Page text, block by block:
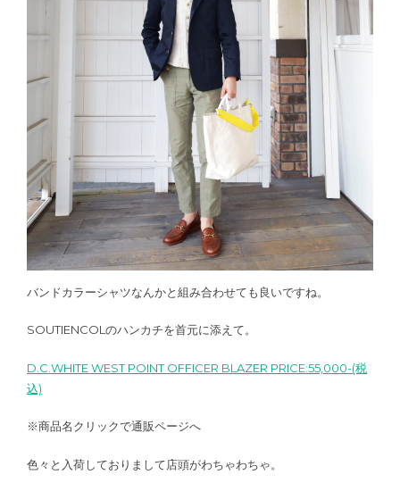
バンドカラーシャツなんかと組み合わせても良いですね。
SOUTIENCOLのハンカチを首元に添えて。
D.C.WHITE WEST POINT OFFICER BLAZER PRICE:55,000-(税
込)
※商品名クリックで通販ページへ
色々と入荷しておりまして店頭がわちゃわちゃ。